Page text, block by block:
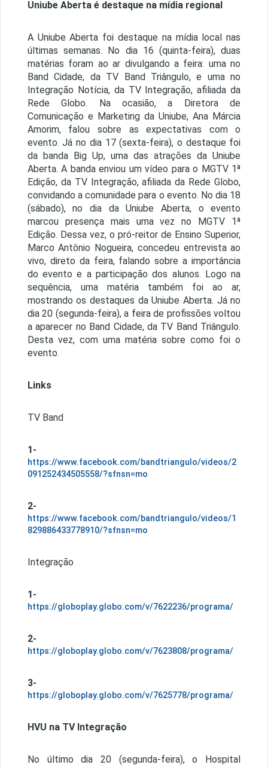
Uniube Aberta é destaque na mídia regional
A Uniube Aberta foi destaque na mídia local nas
últimas semanas. No dia 16 (quinta-feira), duas
matérias foram ao ar divulgando a feira: uma no
Band Cidade, da TV Band Triângulo, e uma no
Integração Notícia, da TV Integração, afiliada da
Rede Globo. Na ocasião, a Diretora de
Comunicação e Marketing da Uniube, Ana Márcia
Amorim, falou sobre as expectativas com o
evento. Já no dia 17 (sexta-feira), o destaque foi
da banda Big Up, uma das atrações da Uniube
Aberta. A banda enviou um vídeo para o MGTV 1ª
Edição, da TV Integração, afiliada da Rede Globo,
convidando a comunidade para o evento. No dia 18
(sábado), no dia da Uniube Aberta, o evento
marcou presença mais uma vez no MGTV 1ª
Edição. Dessa vez, o pró-reitor de Ensino Superior,
Marco Antônio Nogueira, concedeu entrevista ao
vivo, direto da feira, falando sobre a importância
do evento e a participação dos alunos. Logo na
sequência, uma matéria também foi ao ar,
mostrando os destaques da Uniube Aberta. Já no
dia 20 (segunda-feira), a feira de profissões voltou
a aparecer no Band Cidade, da TV Band Triângulo.
Desta vez, com uma matéria sobre como foi o
evento.
Links
TV Band
1-
https://www.facebook.com/bandtriangulo/videos/2
091252434505558/?sfnsn=mo
2-
https://www.facebook.com/bandtriangulo/videos/1
829886433778910/?sfnsn=mo
Integração
1-
https://globoplay.globo.com/v/7622236/programa/
2-
https://globoplay.globo.com/v/7623808/programa/
3-
https://globoplay.globo.com/v/7625778/programa/
HVU na TV Integração
No último dia 20 (segunda-feira), o Hospital